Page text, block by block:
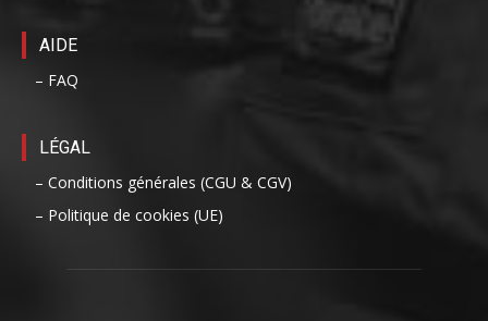
AIDE
– FAQ
LÉGAL
– Conditions générales (CGU & CGV)
– Politique de cookies (UE)